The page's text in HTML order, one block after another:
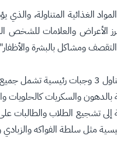
الغذائية المتناولة،
والعلامات للشخص
ومشاكل بالبشرة
وعن أبرز السلوكيات الصحيحة التي لابد من اتباعها
بالدهون والسكريات
إلى تشجيع الطلاب
مثل سلطة الفواكه